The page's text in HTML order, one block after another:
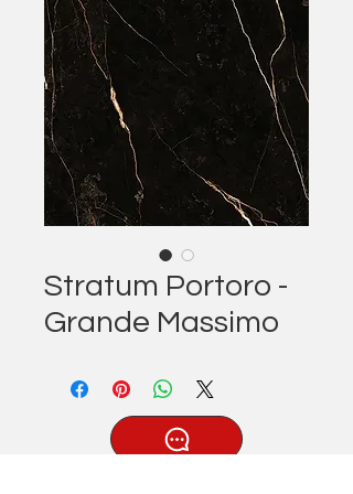
Stratum Portoro -
Grande Massimo